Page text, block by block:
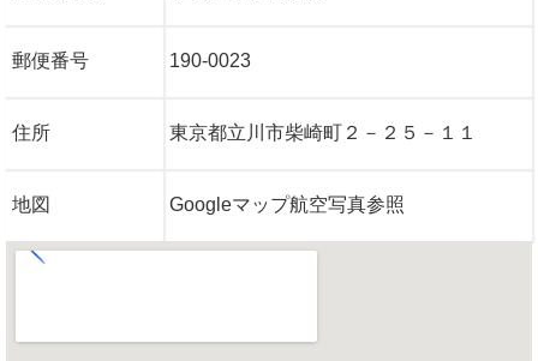
郵便番号 190-0023
住所 東京都立川市柴崎町２－２５－１１
地図 Googleマップ航空写真参照